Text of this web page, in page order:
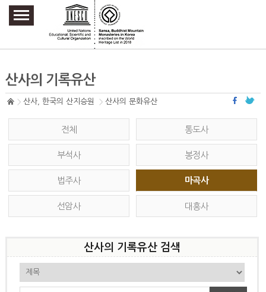
주요메뉴 바로가기
본문 바로가기
하단메뉴 바로가기
산사의 기록유산
산사, 한국의 산지승원 산사의 문화유산
전체 통도사
부석사 봉정사
법주사 마곡사
선암사 대흥사
산사의 기록유산 검색